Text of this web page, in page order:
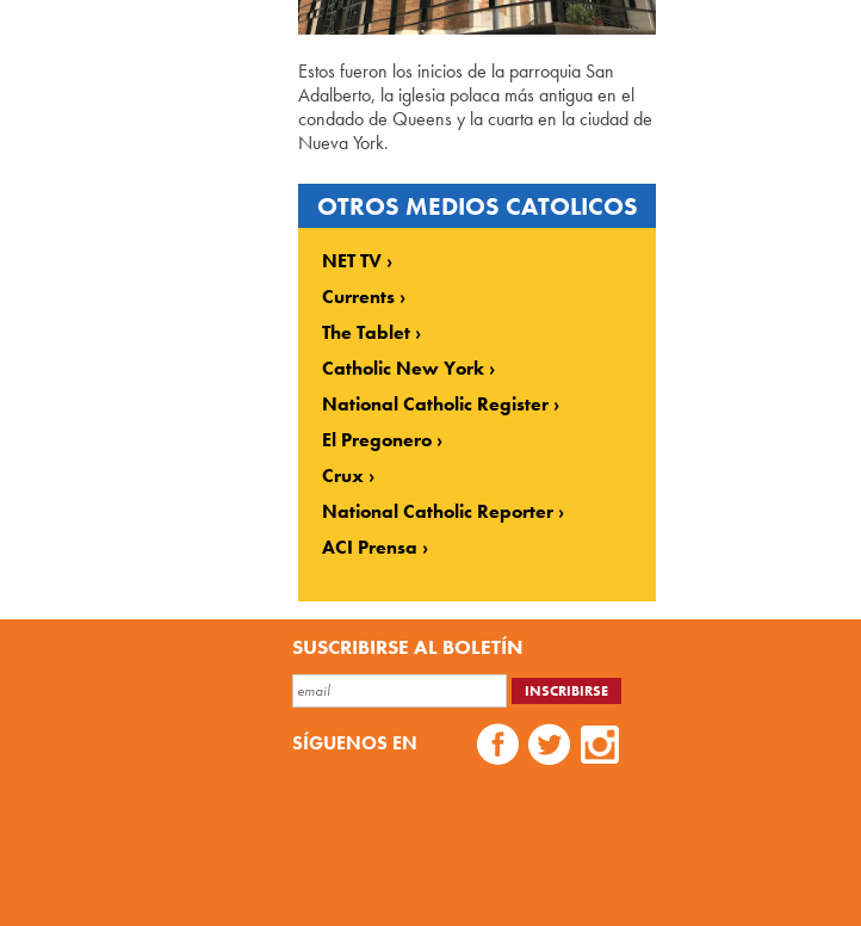
Estos fueron los inicios de la parroquia San
Adalberto, la iglesia polaca más antigua en el
condado de Queens y la cuarta en la ciudad de
Nueva York.
OTROS MEDIOS CATOLICOS
NET TV
Currents
The Tablet
Catholic New York
National Catholic Register
El Pregonero
Crux
National Catholic Reporter
ACI Prensa
SUSCRIBIRSE AL BOLETÍN
SÍGUENOS EN